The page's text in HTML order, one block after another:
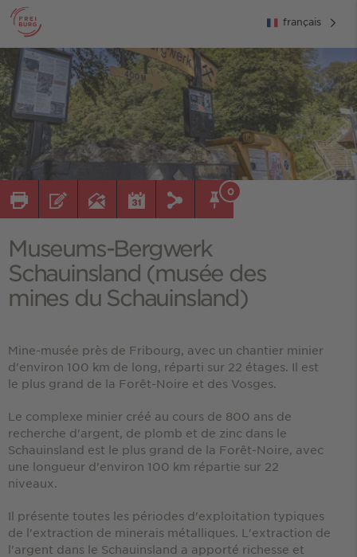
français
0
Museums-Bergwerk
Schauinsland (musée des
mines du Schauinsland)
Mine-musée près de Fribourg, avec un chantier minier
d'environ 100 km de long, réparti sur 22 étages. Il est
le plus grand de la Forêt-Noire et des Vosges.
Le complexe minier créé au cours de 800 ans de
recherche d'argent, de plomb et de zinc dans le
Schauinsland est le plus grand de la Forêt-Noire, avec
une longueur d'environ 100 km répartie sur 22
niveaux.
Il présente toutes les périodes d'exploitation typiques
de l'extraction de minerais métalliques. L'extraction de
l'argent dans le Schauinsland a apporté richesse et